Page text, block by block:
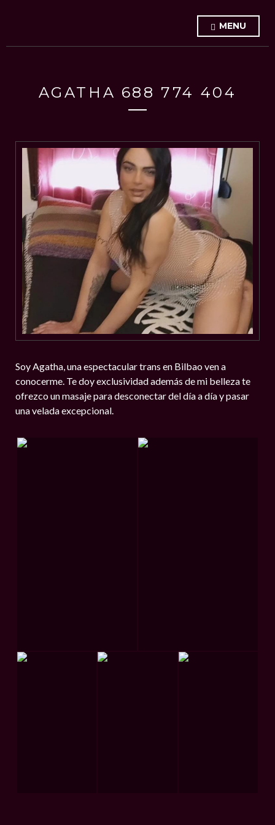
MENU
AGATHA 688 774 404
Soy Agatha, una espectacular trans en Bilbao ven a
conocerme. Te doy exclusividad además de mi belleza te
ofrezco un masaje para desconectar del día a día y pasar
una velada excepcional.